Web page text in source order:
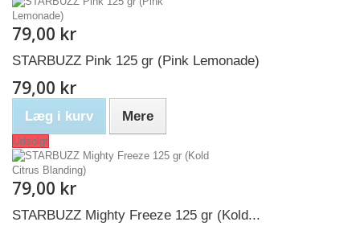
79,00 kr
STARBUZZ Pink 125 gr (Pink Lemonade)
79,00 kr
Læg i kurv Mere
Udsolgt
79,00 kr
STARBUZZ Mighty Freeze 125 gr (Kold...